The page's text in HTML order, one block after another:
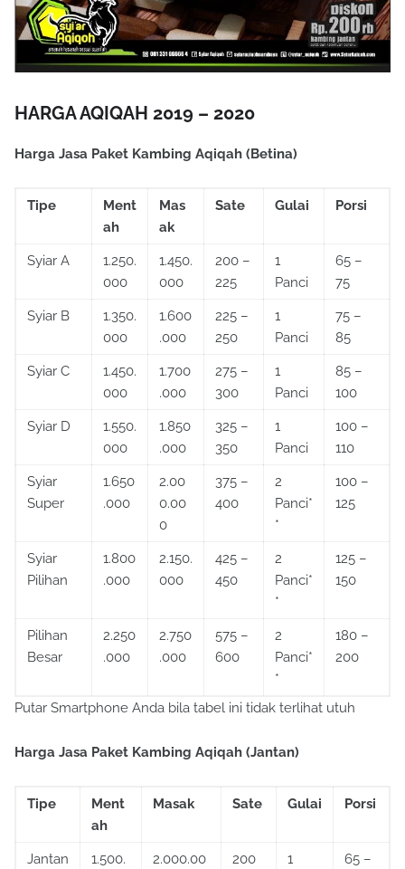
HARGA AQIQAH 2019 – 2020
Harga Jasa Paket Kambing Aqiqah (Betina)
Tipe
Ment
ah
Mas
ak
Sate Gulai Porsi
Syiar A
1.250.
000
1.450.
000
200 –
225
1
Panci
65 –
75
Syiar B
1.350.
000
1.600
.000
225 –
250
1
Panci
75 –
85
Syiar C
1.450.
000
1.700
.000
275 –
300
1
Panci
85 –
100
Syiar D
1.550.
000
1.850
.000
325 –
350
1
Panci
100 –
110
Syiar
Super
1.650
.000
2.00
0.00
0
375 –
400
2
Panci*
*
100 –
125
Syiar
Pilihan
1.800
.000
2.150.
000
425 –
450
2
Panci*
*
125 –
150
Pilihan
Besar
2.250
.000
2.750
.000
575 –
600
2
Panci*
*
180 –
200
Putar Smartphone Anda bila tabel ini tidak terlihat utuh
Harga Jasa Paket Kambing Aqiqah (Jantan)
Tipe
Ment
ah
Masak Sate Gulai Porsi
Jantan
1.500.
2.000.00
200
1
65 –